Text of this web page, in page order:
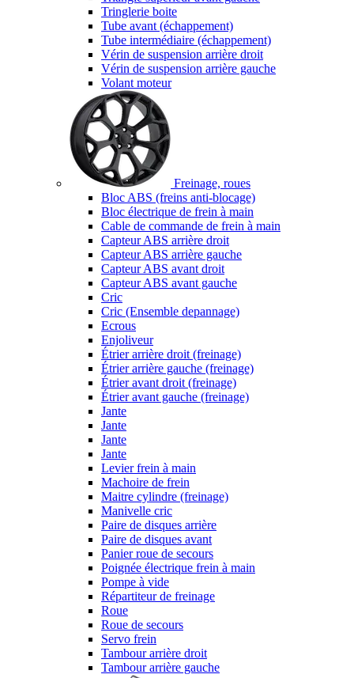
Tringlerie boite
Tube avant (échappement)
Tube intermédiaire (échappement)
Vérin de suspension arrière droit
Vérin de suspension arrière gauche
Volant moteur
Freinage, roues
Bloc ABS (freins anti-blocage)
Bloc électrique de frein à main
Cable de commande de frein à main
Capteur ABS arrière droit
Capteur ABS arrière gauche
Capteur ABS avant droit
Capteur ABS avant gauche
Cric
Cric (Ensemble depannage)
Ecrous
Enjoliveur
Étrier arrière droit (freinage)
Étrier arrière gauche (freinage)
Étrier avant droit (freinage)
Étrier avant gauche (freinage)
Jante
Jante
Jante
Jante
Levier frein à main
Machoire de frein
Maitre cylindre (freinage)
Manivelle cric
Paire de disques arrière
Paire de disques avant
Panier roue de secours
Poignée électrique frein à main
Pompe à vide
Répartiteur de freinage
Roue
Roue de secours
Servo frein
Tambour arrière droit
Tambour arrière gauche